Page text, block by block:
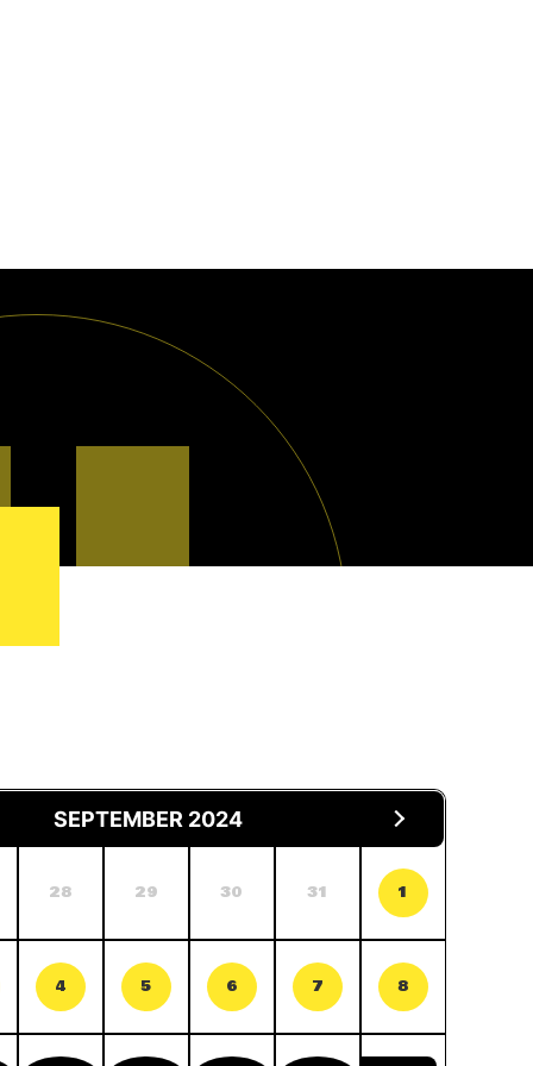
SEPTEMBER 2024
28 29 30 31 1
4 5 6 7 8